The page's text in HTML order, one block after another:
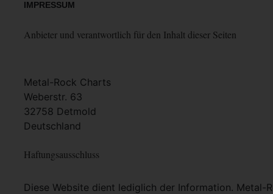
IMPRESSUM
Anbieter und verantwortlich für den Inhalt dieser Seiten
Metal-Rock Charts
Weberstr. 63
32758 Detmold
Deutschland
Haftungsausschluss
Diese Website dient lediglich der Information. Metal-